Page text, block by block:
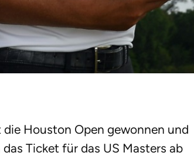
Houston Open gewonnen und
Ticket für das US Masters ab